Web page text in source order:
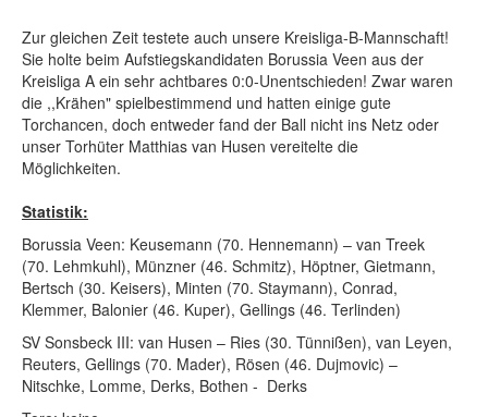
Zur gleichen Zeit testete auch unsere Kreisliga-B-Mannschaft!
Sie holte beim Aufstiegskandidaten Borussia Veen aus der
Kreisliga A ein sehr achtbares 0:0-Unentschieden! Zwar waren
die ,,Krähen" spielbestimmend und hatten einige gute
Torchancen, doch entweder fand der Ball nicht ins Netz oder
unser Torhüter Matthias van Husen vereitelte die
Möglichkeiten.
Statistik:
Borussia Veen: Keusemann (70. Hennemann) – van Treek
(70. Lehmkuhl), Münzner (46. Schmitz), Höptner, Gietmann,
Bertsch (30. Keisers), Minten (70. Staymann), Conrad,
Klemmer, Balonier (46. Kuper), Gellings (46. Terlinden)
SV Sonsbeck III: van Husen – Ries (30. Tünnißen), van Leyen,
Reuters, Gellings (70. Mader), Rösen (46. Dujmovic) –
Nitschke, Lomme, Derks, Bothen - Derks